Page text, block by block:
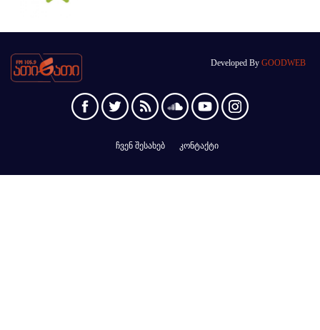
Developed By GOODWEB
ჩვენ შესახებ კონტაქტი